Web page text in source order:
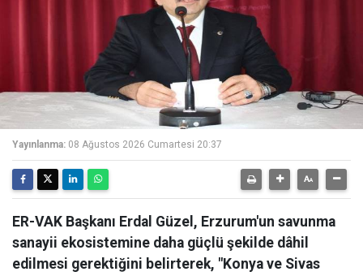
Yayınlanma: 08 Ağustos 2026 Cumartesi 20:37
ER-VAK Başkanı Erdal Güzel, Erzurum'un savunma
sanayii ekosistemine daha güçlü şekilde dâhil
edilmesi gerektiğini belirterek, "Konya ve Sivas